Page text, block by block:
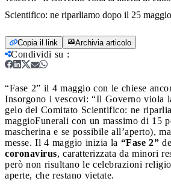
Scientifico: ne riparliamo dopo il 25 maggio
Copia il link Archivia articolo
Condividi su :
“Fase 2” il 4 maggio con le chiese
Insorgono i vescovi: “Il Governo viola
gelo del Comitato Scientifico: ne
maggioFunerali con un massimo di 15
mascherina e se possibile all’aperto),
messe. Il 4 maggio inizia la “Fase 2”
coronavirus, caratterizzata da minori
però non risultano le celebrazioni
aperte, che restano vietate.